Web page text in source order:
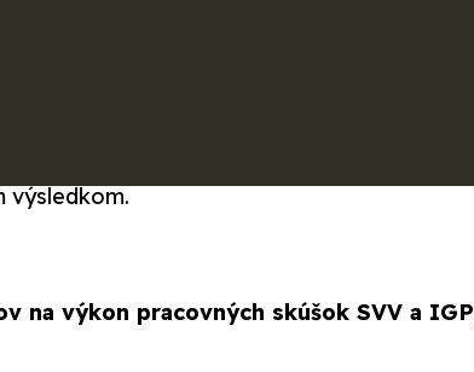
výsledkom.
na výkon pracovných skúšok SVV a IGP